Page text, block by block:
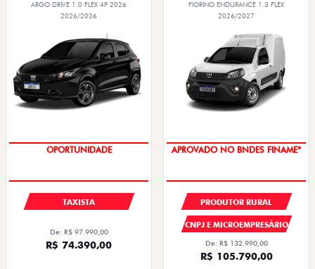
ARGO DRIVE 1.0 FLEX 4P 2026
2026/2026
OPORTUNIDADE
TAXISTA
De: R$ 97.990,00
R$ 74.390,00
FIORINO ENDURANCE 1.3 FLEX
2026/2027
APROVADO NO BNDES FINAME*
PRODUTOR RURAL
CNPJ E MICROEMPRESÁRIO
De: R$ 132.990,00
R$ 105.790,00